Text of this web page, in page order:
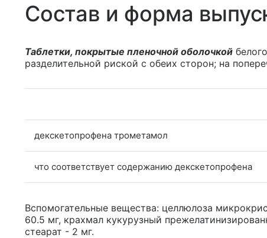
Состав и форма
Таблетки, покрытые пленочной оболочкой
разделительной риской с обеих сторон; на
декскетопрофена трометамол
что соответствует содержанию декскетопрофена
Вспомогательные вещества: целлюлоза
60.5 мг, крахмал кукурузный
стеарат - 2 мг.